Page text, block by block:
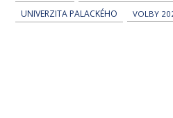
UNIVERZITA PALACKÉHO VOLBY